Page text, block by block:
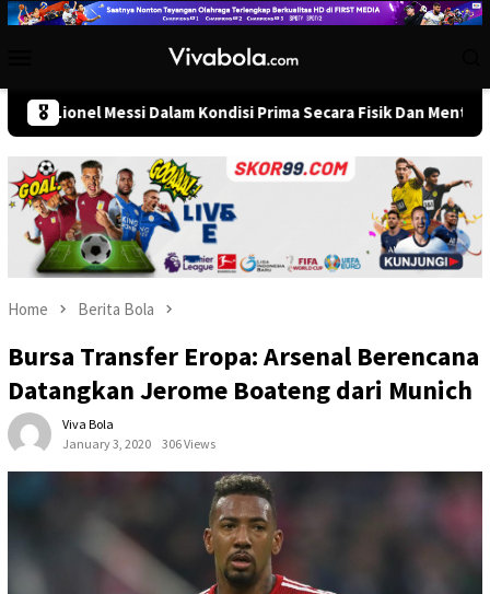
Skip
🎖️
Messi Dalam Kondisi Prima Secara Fisik Dan Mental Jelang
Home Berita Bola
Bursa Transfer Eropa: Arsenal Berencana
Datangkan Jerome Boateng dari Munich
Viva Bola
January 3, 2020
306 Views